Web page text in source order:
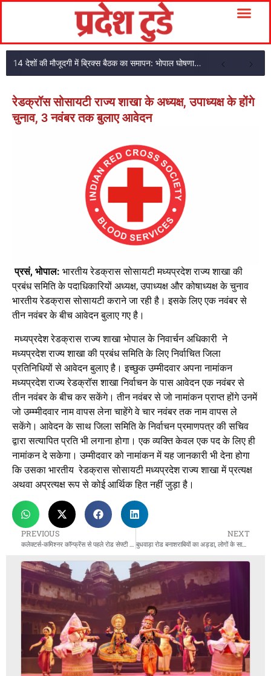
14 देशों की मौजूदगी में ब्रिक्स बैठक का समापन: भोपाल घोषणा पत्र अपनाया
रेडक्रॉस सोसायटी राज्य शाखा के अध्यक्ष, उपाध्यक्ष के होंगे
चुनाव, 3 नवंबर तक बुलाए आवेदन
प्रसं, भोपाल: भारतीय रेडक्रास सोसायटी मध्यप्रदेश राज्य शाखा की
प्रबंध समिति के पदाधिकारियों अध्यक्ष, उपाध्यक्ष और कोषाध्यक्ष के चुनाव
भारतीय रेडक्रास सोसायटी कराने जा रही है। इसके लिए एक नवंबर से
तीन नवंबर के बीच आवेदन बुलाए गए है।
मध्यप्रदेश रेडक्रास राज्य शाखा भोपाल के निवार्चन अधिकारी ने
मध्यप्रदेश राज्य शाखा की प्रबंध समिति के लिए निर्वाचित जिला
प्रतिनिधियों से आवेदन बुलाए है। इच्छुक उम्मीदवार अपना नामांकन
मध्यप्रदेश राज्य रेडक्रॉस शाखा निर्वाचन के पास आवेदन एक नवंबर से
तीन नवंबर के बीच कर सकेंगे। तीन नवंबर से जो नामांकन प्राप्त होंगे उनमें
जो उम्म्मीदवार नाम वापस लेना चाहेंगे वे चार नवंबर तक नाम वापस ले
सकेंगे। आवेदन के साथ जिला समिति के निर्वाचन प्रमाणपत्र की सचिव
द्वारा सत्यापित प्रति भी लगाना होगा। एक व्यक्ति केवल एक पद के लिए ही
नामांकन दे सकेगा। उम्मीदवार को नामांकन में यह जानकारी भी देना होगा
कि उसका भारतीय रेडक्रास सोसायटी मध्यप्रदेश राज्य शाखा में प्रत्यक्ष
अथवा अप्रत्यक्ष रूप से कोई आर्थिक हित नहीं जुड़ा है।
PREVIOUS
कलेक्टर्स-कमिश्नर कॉन्फ्रेंस से पहले रोड सेफ्टी प्रेजेंटेशन
NEXT
बुधवाड़ा रोड बनाशराबियों का अड्डा, लोगों के साथ बदसलूकी, लूटपाट की कोशिश